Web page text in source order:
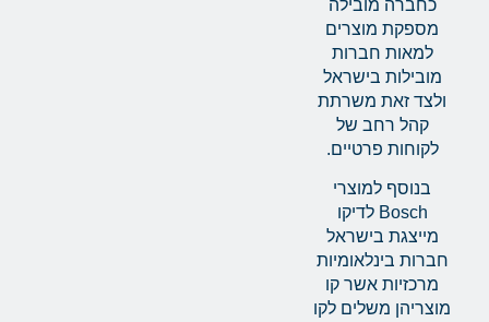
כחברה מובילה
מספקת מוצרים
למאות חברות
מובילות בישראל
ולצד זאת משרתת
קהל רחב של
לקוחות פרטיים.
בנוסף למוצרי
Bosch לדיקו
מייצגת בישראל
חברות בינלאומיות
מרכזיות אשר קו
מוצריהן משלים לקו